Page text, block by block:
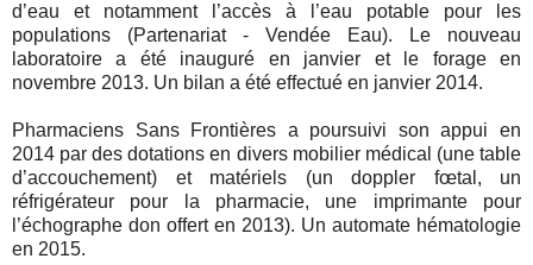
d’eau et notamment l’accès à l’eau potable pour les
populations (Partenariat - Vendée Eau). Le nouveau
laboratoire a été inauguré en janvier et le forage en
novembre 2013. Un bilan a été effectué en janvier 2014.
Pharmaciens Sans Frontières a poursuivi son appui en
2014 par des dotations en divers mobilier médical (une table
d’accouchement) et matériels (un doppler fœtal, un
réfrigérateur pour la pharmacie, une imprimante pour
l’échographe don offert en 2013). Un automate hématologie
en 2015.